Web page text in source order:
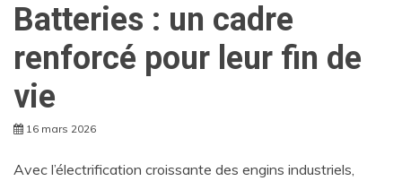
Batteries : un cadre
renforcé pour leur fin de
vie
16 mars 2026
Avec l’électrification croissante des engins industriels,